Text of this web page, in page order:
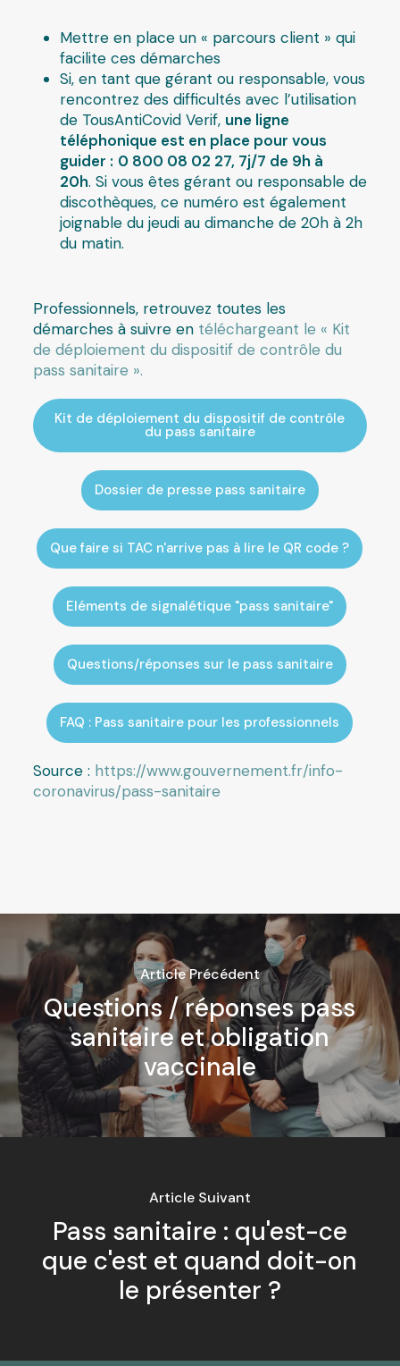
Mettre en place un « parcours client » qui
facilite ces démarches
Si, en tant que gérant ou responsable, vous
rencontrez des difficultés avec l’utilisation
de TousAntiCovid Verif, une ligne
téléphonique est en place pour vous
guider : 0 800 08 02 27, 7j/7 de 9h à
20h. Si vous êtes gérant ou responsable de
discothèques, ce numéro est également
joignable du jeudi au dimanche de 20h à 2h
du matin.
Professionnels, retrouvez toutes les
démarches à suivre en téléchargeant le « Kit
de déploiement du dispositif de contrôle du
pass sanitaire ».
Kit de déploiement du dispositif de contrôle
du pass sanitaire
Dossier de presse pass sanitaire
Que faire si TAC n'arrive pas à lire le QR code ?
Eléments de signalétique "pass sanitaire"
Questions/réponses sur le pass sanitaire
FAQ : Pass sanitaire pour les professionnels
Source : https://www.gouvernement.fr/info-
coronavirus/pass-sanitaire
Article Précédent
Questions / réponses pass
sanitaire et obligation
vaccinale
Article Suivant
Pass sanitaire : qu'est-ce
que c'est et quand doit-on
le présenter ?